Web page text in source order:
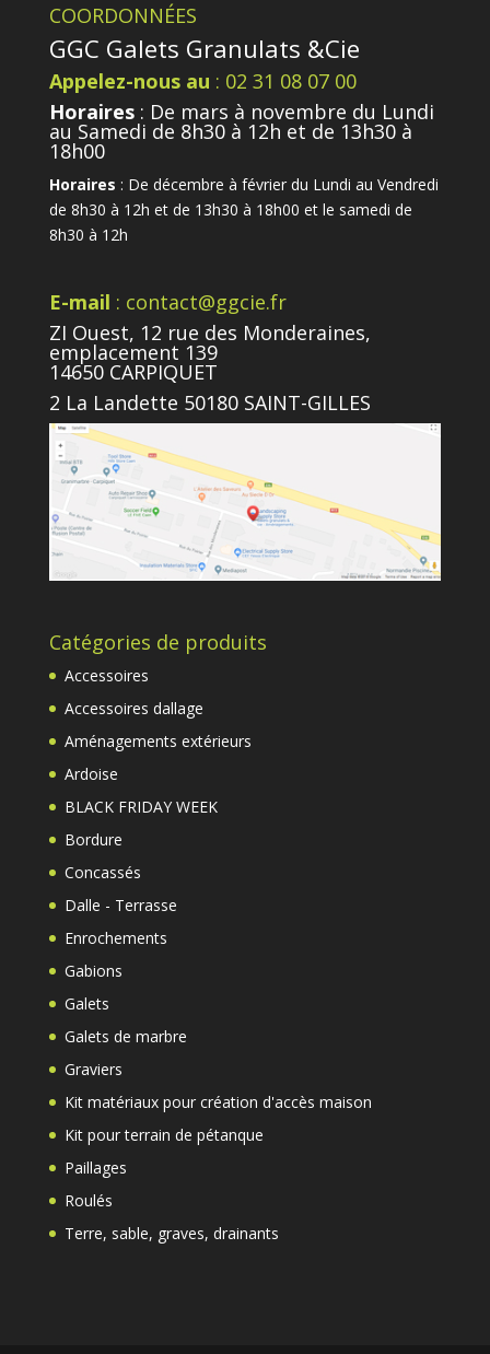
COORDONNÉES
GGC Galets Granulats &Cie
Appelez-nous au : 02 31 08 07 00
Horaires: De mars à novembre du Lundi
au Samedi de 8h30 à 12h et de 13h30 à
18h00
Horaires : De décembre à février du Lundi au Vendredi
de 8h30 à 12h et de 13h30 à 18h00 et le samedi de
8h30 à 12h
E-mail : contact@ggcie.fr
ZI Ouest, 12 rue des Monderaines,
emplacement 139
14650 CARPIQUET
2 La Landette 50180 SAINT-GILLES
Catégories de produits
Accessoires
Accessoires dallage
Aménagements extérieurs
Ardoise
BLACK FRIDAY WEEK
Bordure
Concassés
Dalle - Terrasse
Enrochements
Gabions
Galets
Galets de marbre
Graviers
Kit matériaux pour création d'accès maison
Kit pour terrain de pétanque
Paillages
Roulés
Terre, sable, graves, drainants